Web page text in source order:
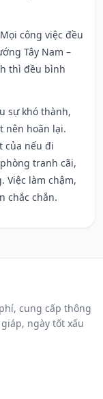
Mọi công việc đều
Tây Nam –
thì đều bình
sự khó thành,
nên hoãn lại.
của nếu đi
tranh cãi,
Việc làm chậm,
chắc chắn.
cung cấp thông
ngày tốt xấu